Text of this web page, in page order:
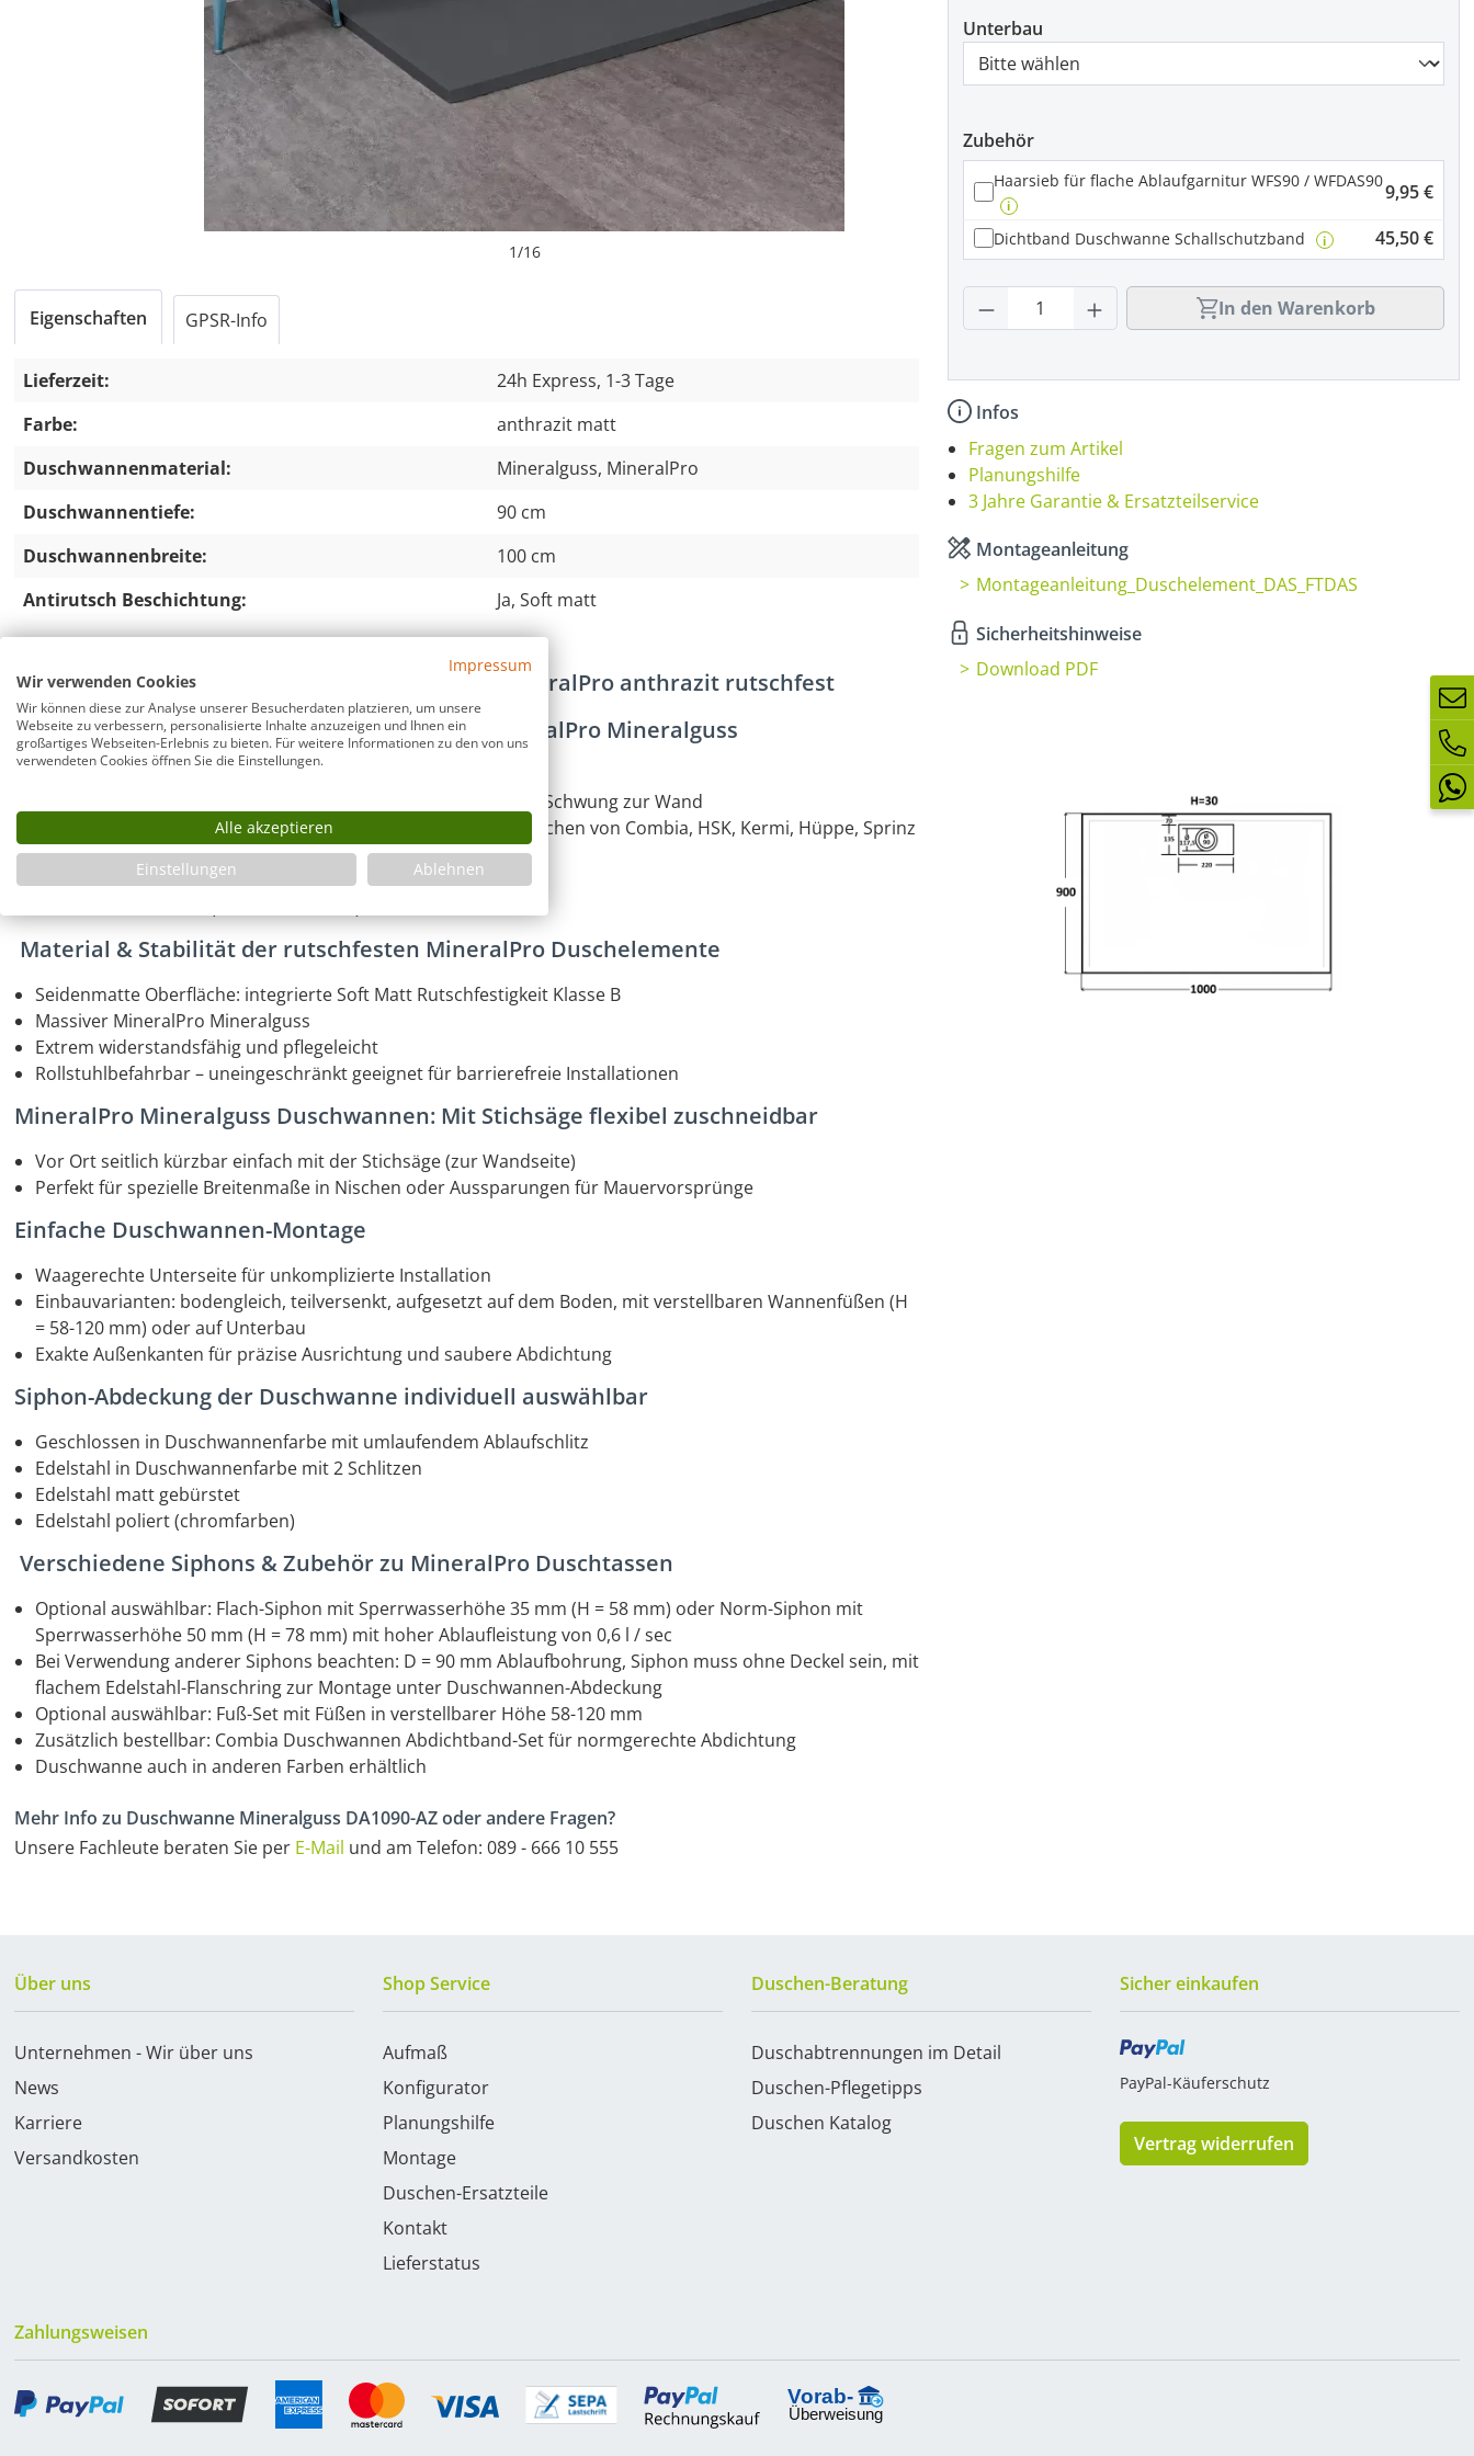
1/16
Unterbau
Zubehör
Haarsieb für flache Ablaufgarnitur WFS90 / WFDAS90
i
9,95 €
Dichtband Duschwanne Schallschutzband i 45,50 €
Produkt Anzahl: Gib den gewünschten
In den Warenkorb
Infos
Fragen zum Artikel
Planungshilfe
3 Jahre Garantie & Ersatzteilservice
Montageanleitung
Montageanleitung_Duschelement_DAS_FTDAS
Sicherheitshinweise
Download PDF
Eigenschaften GPSR-Info
Lieferzeit:
24h Express, 1-3 Tage
Farbe:
anthrazit matt
Duschwannenmaterial:
Mineralguss, MineralPro
Duschwannentiefe:
90 cm
Duschwannenbreite:
100 cm
Antirutsch Beschichtung:
Ja, Soft matt
Duschwanne flach 100x90 auch bodengleich, MineralPro anthrazit rutschfest
Superflache Duschtasse aus hochwertigem MineralPro Mineralguss
Nur 30 mm Höhe – ideal für bodengleichen Einbau
Duschelement mit eingearbeitetem Gefälle zum Ablauf, edler Schwung zur Wand
Passend für Duschkabinen verschiedener Hersteller, z. B. Duschen von Combia, HSK, Kermi, Hüppe, Sprinz
usw.
Elegante Form, massive und stabile Ausführung
Material & Stabilität der rutschfesten MineralPro Duschelemente
Seidenmatte Oberfläche: integrierte Soft Matt Rutschfestigkeit Klasse B
Massiver MineralPro Mineralguss
Extrem widerstandsfähig und pflegeleicht
Rollstuhlbefahrbar – uneingeschränkt geeignet für barrierefreie Installationen
MineralPro Mineralguss Duschwannen: Mit Stichsäge flexibel zuschneidbar
Vor Ort seitlich kürzbar einfach mit der Stichsäge (zur Wandseite)
Perfekt für spezielle Breitenmaße in Nischen oder Aussparungen für Mauervorsprünge
Einfache Duschwannen-Montage
Waagerechte Unterseite für unkomplizierte Installation
Einbauvarianten: bodengleich, teilversenkt, aufgesetzt auf dem Boden, mit verstellbaren Wannenfüßen (H
= 58-120 mm) oder auf Unterbau
Exakte Außenkanten für präzise Ausrichtung und saubere Abdichtung
Siphon-Abdeckung der Duschwanne individuell auswählbar
Geschlossen in Duschwannenfarbe mit umlaufendem Ablaufschlitz
Edelstahl in Duschwannenfarbe mit 2 Schlitzen
Edelstahl matt gebürstet
Edelstahl poliert (chromfarben)
Verschiedene Siphons & Zubehör zu MineralPro Duschtassen
Optional auswählbar: Flach-Siphon mit Sperrwasserhöhe 35 mm (H = 58 mm) oder Norm-Siphon mit
Sperrwasserhöhe 50 mm (H = 78 mm) mit hoher Ablaufleistung von 0,6 l / sec
Bei Verwendung anderer Siphons beachten: D = 90 mm Ablaufbohrung, Siphon muss ohne Deckel sein, mit
flachem Edelstahl-Flanschring zur Montage unter Duschwannen-Abdeckung
Optional auswählbar: Fuß-Set mit Füßen in verstellbarer Höhe 58-120 mm
Zusätzlich bestellbar: Combia Duschwannen Abdichtband-Set für normgerechte Abdichtung
Duschwanne auch in anderen Farben erhältlich
Mehr Info zu Duschwanne Mineralguss DA1090-AZ oder andere Fragen?
Unsere Fachleute beraten Sie per E-Mail und am Telefon: 089 - 666 10 555
Über uns
Unternehmen - Wir über uns
News
Karriere
Versandkosten
Shop Service
Aufmaß
Konfigurator
Planungshilfe
Montage
Duschen-Ersatzteile
Kontakt
Lieferstatus
Duschen-Beratung
Duschabtrennungen im Detail
Duschen-Pflegetipps
Duschen Katalog
Sicher einkaufen
PayPal-Käuferschutz
Vertrag widerrufen
Zahlungsweisen
Impressum
Wir verwenden Cookies
Wir können diese zur Analyse unserer Besucherdaten platzieren, um unsere
Webseite zu verbessern, personalisierte Inhalte anzuzeigen und Ihnen ein
großartiges Webseiten-Erlebnis zu bieten. Für weitere Informationen zu den von uns
verwendeten Cookies öffnen Sie die Einstellungen.
Alle akzeptieren
Einstellungen
Ablehnen